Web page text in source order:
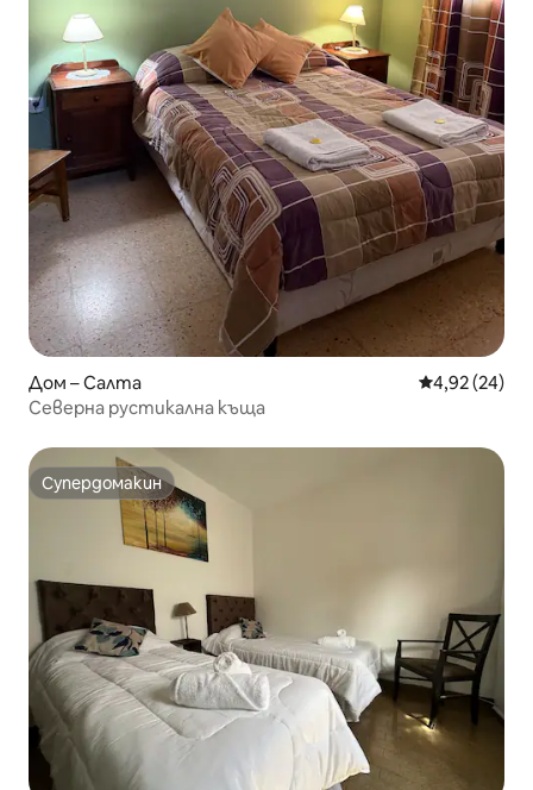
Дом – Салта Средна
4,92 (24)
Северна рустикална къща
Супердомакин
Супердомакин